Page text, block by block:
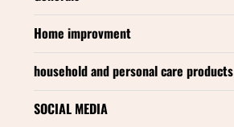
Home improvment
household and personal care products
SOCIAL MEDIA